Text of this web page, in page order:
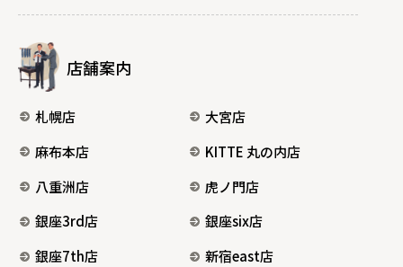
店舗案内
札幌店
大宮店
麻布本店
KITTE 丸の内店
八重洲店
虎ノ門店
銀座3rd店
銀座six店
銀座7th店
新宿east店